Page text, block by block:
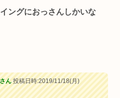
ングにおっさんしかいな
ん投稿日時:2019/11/18(月)